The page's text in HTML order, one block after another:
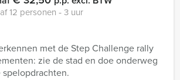
12 personen ‐ 3 uur
met de Step Challenge rally
zie de stad en doe onderweg